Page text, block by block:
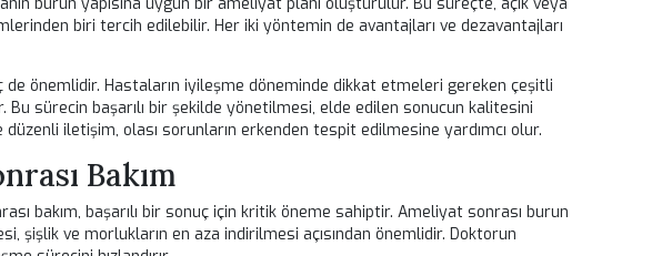
cerrahinin önemi ortaya çıkıyor. Revizyon rinoplasti, burun şeklinin düzeltilmesi
giderilmesi için oldukça etkili bir çözümdür. İyi bir planlama ile hastalar,
Rinoplasti Süreci
beklentilerini dinler. Bu aşama, başarılı bir sonucun elde edilmesi için
Hastanın geçmişteki ameliyatları ve mevcut burun durumu, cerrahın
belirlemede önemli rol oynar.